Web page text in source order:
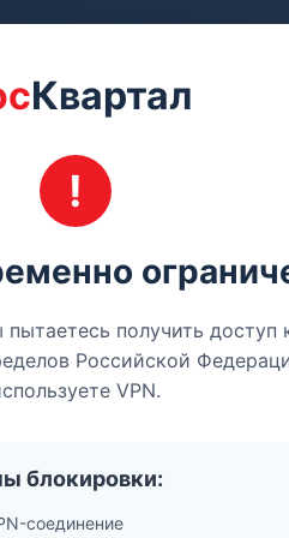
Квартал
получить доступ
Российской
VPN.
блокировки:
соединение